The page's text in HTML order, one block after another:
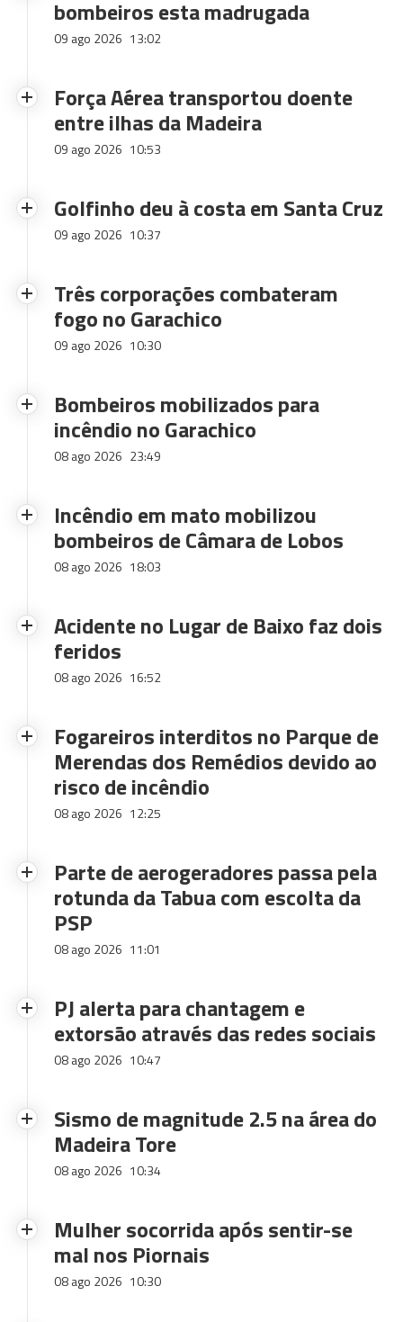
bombeiros esta madrugada
09 ago 2026 13:02
Força Aérea transportou doente
entre ilhas da Madeira
09 ago 2026 10:53
Golfinho deu à costa em Santa Cruz
09 ago 2026 10:37
Três corporações combateram
fogo no Garachico
09 ago 2026 10:30
Bombeiros mobilizados para
incêndio no Garachico
08 ago 2026 23:49
Incêndio em mato mobilizou
bombeiros de Câmara de Lobos
08 ago 2026 18:03
Acidente no Lugar de Baixo faz dois
feridos
08 ago 2026 16:52
Fogareiros interditos no Parque de
Merendas dos Remédios devido ao
risco de incêndio
08 ago 2026 12:25
Parte de aerogeradores passa pela
rotunda da Tabua com escolta da
PSP
08 ago 2026 11:01
PJ alerta para chantagem e
extorsão através das redes sociais
08 ago 2026 10:47
Sismo de magnitude 2.5 na área do
Madeira Tore
08 ago 2026 10:34
Mulher socorrida após sentir-se
mal nos Piornais
08 ago 2026 10:30